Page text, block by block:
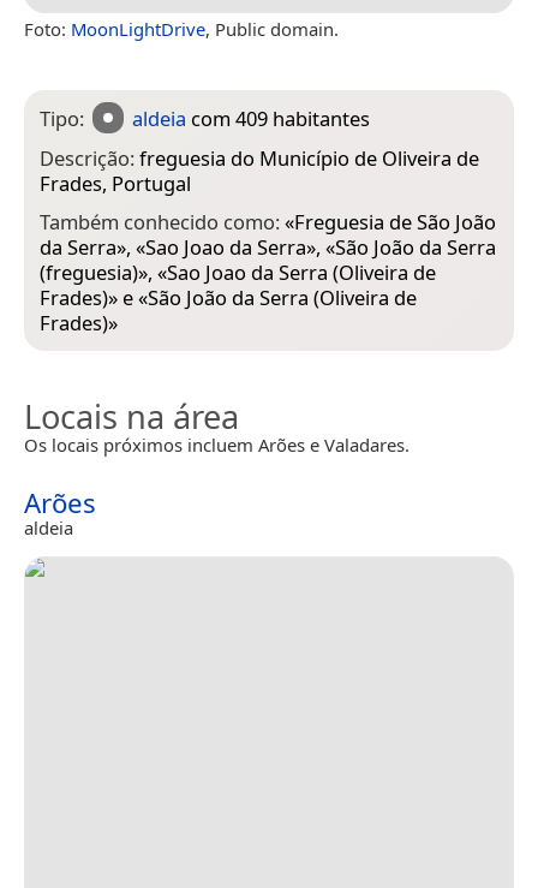
Foto: MoonLightDrive, Public domain.
Tipo: aldeia com 409 habitantes
Descrição:freguesia do Município de Oliveira de
Frades, Portugal
Também conhecido como:«Freguesia de São João
da Serra», «Sao Joao da Serra», «São João da Serra
(freguesia)», «Sao Joao da Serra (Oliveira de
Frades)» e «São João da Serra (Oliveira de
Frades)»
Locais na área
Os locais próximos incluem Arões e Valadares.
Arões
aldeia